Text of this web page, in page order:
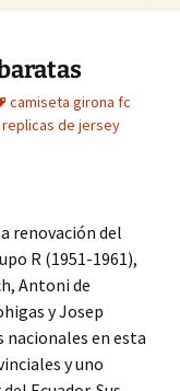
camiseta girona fc
replicas de jersey
renovación del
R (1951-1961),
Antoni de
y Josep
en esta
y uno